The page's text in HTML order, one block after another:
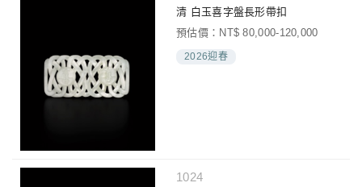
清 白玉喜字盤長形帶扣
預估價：NT$ 80,000-120,000
2026迎春
1024